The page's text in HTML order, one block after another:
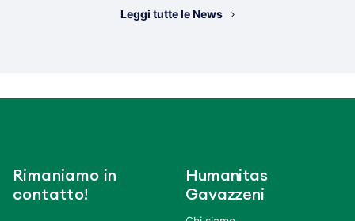
Leggi tutte le News
Rimaniamo in
contatto!
Humanitas
Gavazzeni